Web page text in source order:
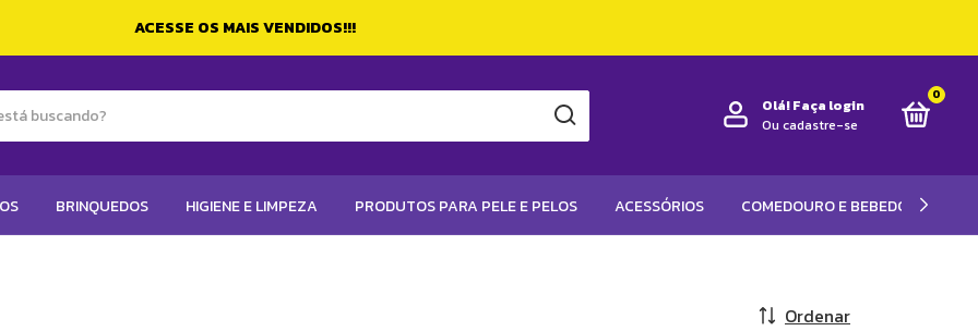
ACESSE OS MAIS VENDIDOS!!!
Olá!Faça login
Ou cadastre-se
0
BRINQUEDOS HIGIENE E LIMPEZA PRODUTOS PARA PELE E PELOS ACESSÓRIOS COMEDOURO E BEBEDOUROS
Ordenar